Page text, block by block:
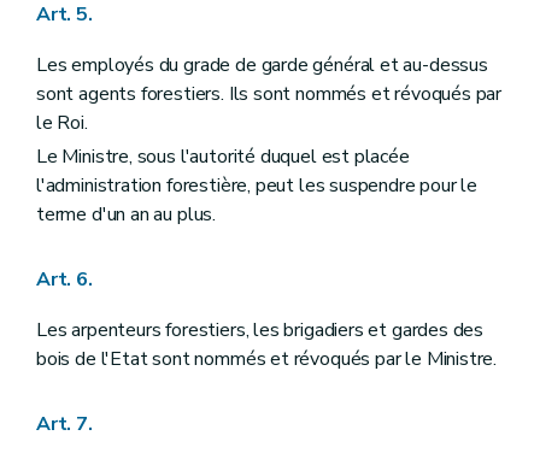
Section 3
Art. 94
Art. 95
Art. 98
Art. 99
Art. 100
Art. 101
Titre X
Art. 104
Art. 105
Art. 106
Art. 108
Art. 109
Art. 5.
Les employés du grade de garde général et au-dessus
sont agents forestiers. Ils sont nommés et révoqués par
le Roi.
Le Ministre, sous l'autorité duquel est placée
l'administration forestière, peut les suspendre pour le
terme d'un an au plus.
Art. 6.
Les arpenteurs forestiers, les brigadiers et gardes des
bois de l'Etat sont nommés et révoqués par le Ministre.
Art. 7.